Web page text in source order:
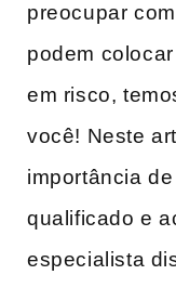
preocupar
podem​
em risco,
você! Neste
importância
qualificado​ e
especialista